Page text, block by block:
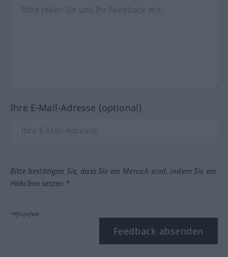
Ihre E-Mail-Adresse (optional)
Bitte bestätigen Sie, dass Sie ein Mensch sind, indem Sie ein
Häkchen setzen.*
*Pflichtfeld
Feedback absenden